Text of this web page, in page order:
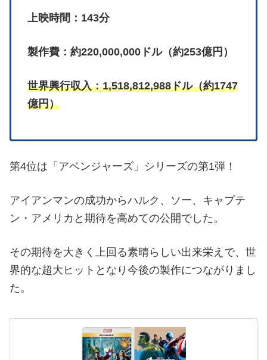
上映時間：143分
製作費：約220,000,000ドル（約253億円）
世界興行収入：1,518,812,988ドル（約1747
億円）
第4位は「アベンジャーズ」シリーズの第1弾！
アイアンマンの成功からハルク、ソー、キャプテ
ン・アメリカと期待を高めての公開でした。
その期待を大きく上回る素晴らしい出来栄えで、世
界的な超大ヒットとなり今後の製作につながりまし
た。